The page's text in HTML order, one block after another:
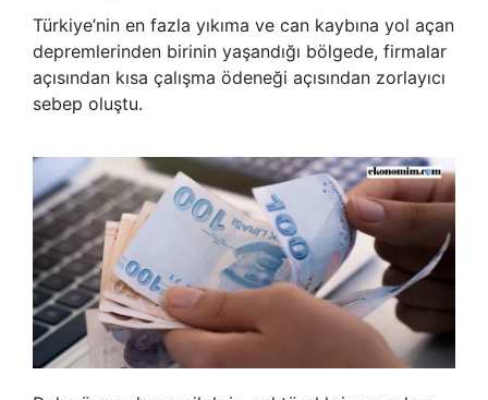
Türkiye’nin en fazla yıkıma ve can kaybına yol açan
depremlerinden birinin yaşandığı bölgede, firmalar
açısından kısa çalışma ödeneği açısından zorlayıcı
sebep oluştu.